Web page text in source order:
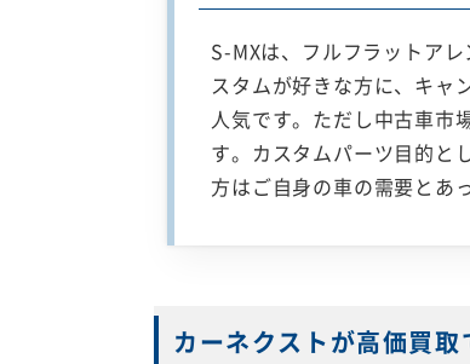
S-MXは、フルフラットア
スタムが好きな方に、キャ
人気です。ただし中古車市
す。カスタムパーツ目的と
方はご自身の車の需要とあ
カーネクストが高価買取